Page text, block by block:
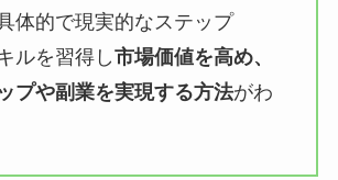
体的で現実的なステップ
ルを習得し市場価値を高め、
プや副業を実現する方法がわ